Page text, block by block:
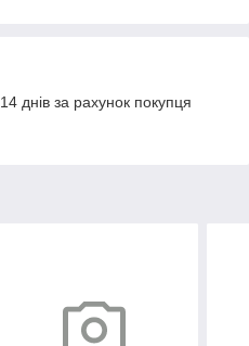
днів за рахунок покупця